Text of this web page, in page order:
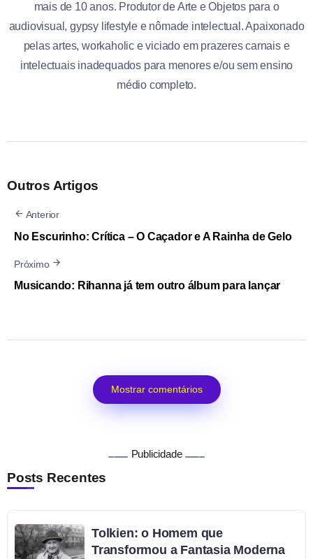
mais de 10 anos. Produtor de Arte e Objetos para o
audiovisual, gypsy lifestyle e nômade intelectual. Apaixonado
pelas artes, workaholic e viciado em prazeres carnais e
intelectuais inadequados para menores e/ou sem ensino
médio completo.
Outros Artigos
Anterior
No Escurinho: Crítica – O Caçador e A Rainha de Gelo
Próximo
Musicando: Rihanna já tem outro álbum para lançar
Mostrar comentários
Publicidade
Posts Recentes
Tolkien: o Homem que
Transformou a Fantasia Moderna